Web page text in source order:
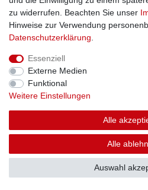
zu widerrufen. Beachten Sie unser
Hinweise zur Verwendung
Daten­schutz­erklärung
Essenziell
Externe Medien
Funktional
Weitere Einstellungen
Alle
Alle
Auswahl